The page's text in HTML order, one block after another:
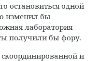
остановиться одной
изменил бы
лаборатория
получили бы фору.
и